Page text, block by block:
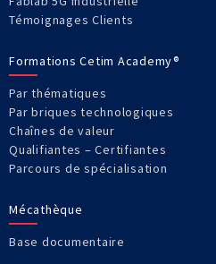
Témoignages Clients
Formations Cetim Academy®
Par thématiques
Par briques technologiques
Chaînes de valeur
Qualifiantes – Certifiantes
Parcours de spécialisation
Mécathèque
Base documentaire